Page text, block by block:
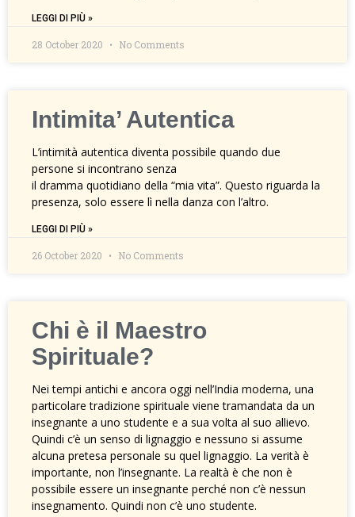
LEGGI DI PIÙ »
28 October 2020 No Comments
Intimita’ Autentica
L’intimità autentica diventa possibile quando due
persone si incontrano senza
il dramma quotidiano della “mia vita”. Questo riguarda la
presenza, solo essere lì nella danza con l’altro.
LEGGI DI PIÙ »
26 October 2020 No Comments
Chi è il Maestro
Spirituale?
Nei tempi antichi e ancora oggi nell’India moderna, una
particolare tradizione spirituale viene tramandata da un
insegnante a uno studente e a sua volta al suo allievo.
Quindi c’è un senso di lignaggio e nessuno si assume
alcuna pretesa personale su quel lignaggio. La verità è
importante, non l’insegnante. La realtà è che non è
possibile essere un insegnante perché non c’è nessun
insegnamento. Quindi non c’è uno studente.